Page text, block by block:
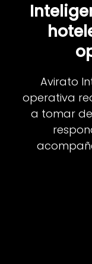
Avirato
operativa
a tomar